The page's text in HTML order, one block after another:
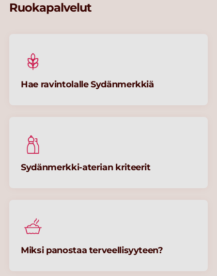
Ruokapalvelut
Hae ravintolalle Sydänmerkkiä​
Sydänmerkki-aterian kriteerit​
Miksi panostaa terveellisyyteen?